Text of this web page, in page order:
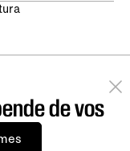
de vos